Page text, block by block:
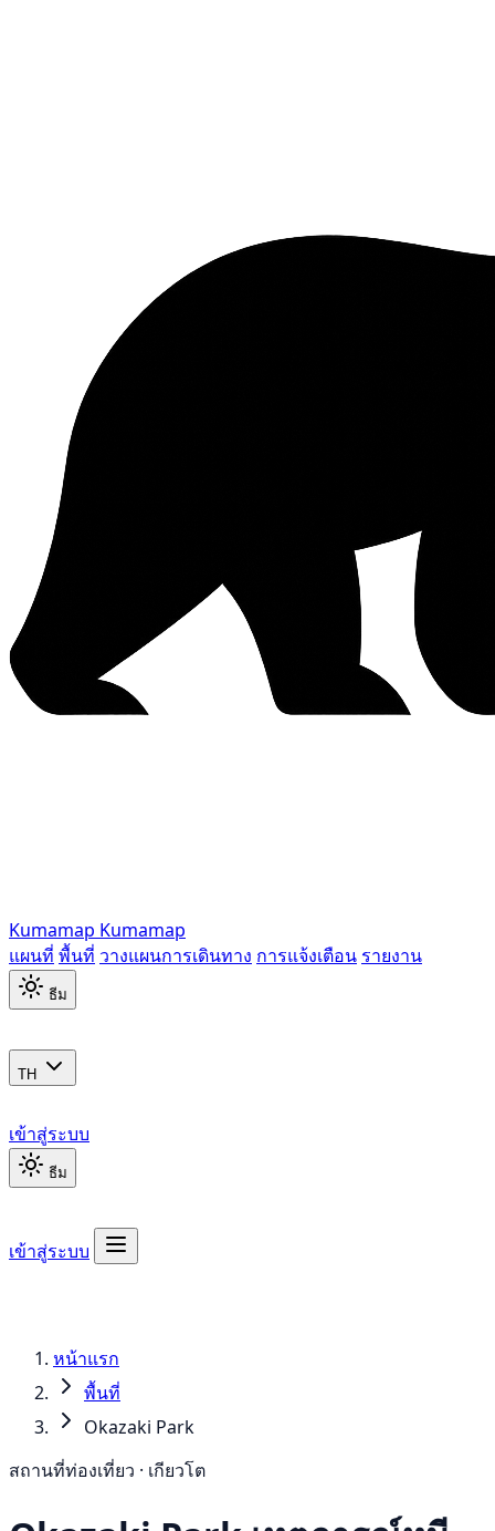
Kumamap Kumamap
แผนที่ พื้นที่ วางแผนการเดินทาง การแจ้งเตือน รายงาน
ธีม
TH
เข้าสู่ระบบ
ธีม
เข้าสู่ระบบ
หน้าแรก
พื้นที่
Okazaki Park
สถานที่ท่องเที่ยว · เกียวโต